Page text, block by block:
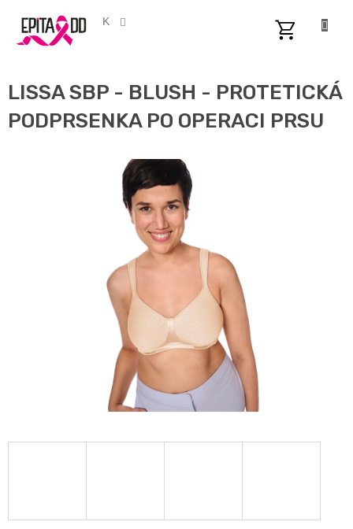
obsah
CZK
LISSA SBP - BLUSH - PROTETICKÁ
PODPRSENKA PO OPERACI PRSU